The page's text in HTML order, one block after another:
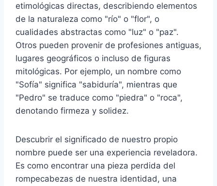
etimológicas directas, describiendo elementos
de la naturaleza como "río" o "flor", o
cualidades abstractas como "luz" o "paz".
Otros pueden provenir de profesiones antiguas,
lugares geográficos o incluso de figuras
mitológicas. Por ejemplo, un nombre como
"Sofía" significa "sabiduría", mientras que
"Pedro" se traduce como "piedra" o "roca",
denotando firmeza y solidez.
Descubrir el significado de nuestro propio
nombre puede ser una experiencia reveladora.
Es como encontrar una pieza perdida del
rompecabezas de nuestra identidad, una